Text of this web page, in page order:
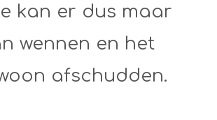
kan er dus maar
wennen en het
afschudden.